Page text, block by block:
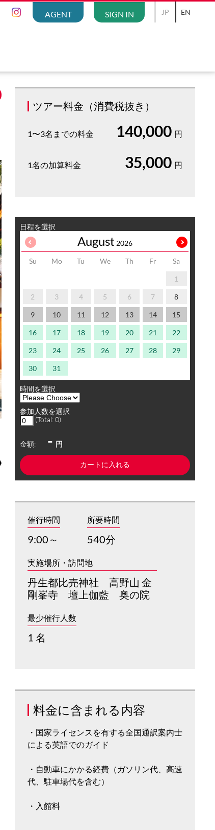
AGENT SIGN IN JP EN
ツアー料金（消費税抜き）
1〜3名までの料金 140,000 円
1名の加算料金 35,000 円
日程を選択
August 2026
Su Mo Tu We Th Fr Sa
1
2 3 4 5 6 7 8
9 10 11 12 13 14 15
16 17 18 19 20 21 22
23 24 25 26 27 28 29
30 31
時間を選択
参加人数を選択
(Total:0)
金額: - 円
催行時間
9:00～
所要時間
540分
実施場所・訪問地
丹生都比売神社 高野山 金
剛峯寺 壇上伽藍 奥の院
最少催行人数
1 名
料金に含まれる内容
・国家ライセンスを有する全国通訳案内士
による英語でのガイド
・自動車にかかる経費（ガソリン代、高速
代、駐車場代を含む）
・入館料